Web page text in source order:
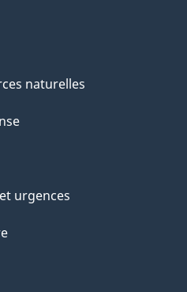
naturelles
urgences